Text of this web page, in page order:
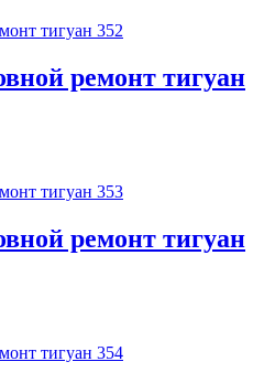
ремонт тигуан
ремонт тигуан